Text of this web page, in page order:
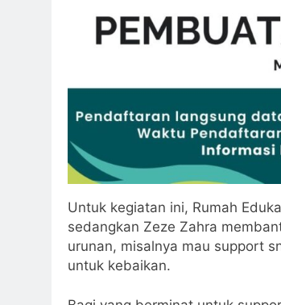
Untuk kegiatan ini, Rumah
sedangkan Zeze Zahra
urunan, misalnya mau support
untuk kebaikan.